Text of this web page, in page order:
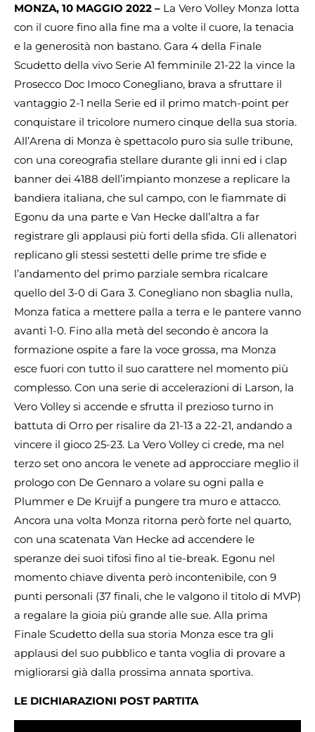
MONZA, 10 MAGGIO 2022 – La Vero Volley Monza lotta
con il cuore fino alla fine ma a volte il cuore, la tenacia
e la generosità non bastano. Gara 4 della Finale
Scudetto della vivo Serie A1 femminile 21-22 la vince la
Prosecco Doc Imoco Conegliano, brava a sfruttare il
vantaggio 2-1 nella Serie ed il primo match-point per
conquistare il tricolore numero cinque della sua storia.
All’Arena di Monza è spettacolo puro sia sulle tribune,
con una coreografia stellare durante gli inni ed i clap
banner dei 4188 dell’impianto monzese a replicare la
bandiera italiana, che sul campo, con le fiammate di
Egonu da una parte e Van Hecke dall’altra a far
registrare gli applausi più forti della sfida. Gli allenatori
replicano gli stessi sestetti delle prime tre sfide e
l’andamento del primo parziale sembra ricalcare
quello del 3-0 di Gara 3. Conegliano non sbaglia nulla,
Monza fatica a mettere palla a terra e le pantere vanno
avanti 1-0. Fino alla metà del secondo è ancora la
formazione ospite a fare la voce grossa, ma Monza
esce fuori con tutto il suo carattere nel momento più
complesso. Con una serie di accelerazioni di Larson, la
Vero Volley si accende e sfrutta il prezioso turno in
battuta di Orro per risalire da 21-13 a 22-21, andando a
vincere il gioco 25-23. La Vero Volley ci crede, ma nel
terzo set ono ancora le venete ad approcciare meglio il
prologo con De Gennaro a volare su ogni palla e
Plummer e De Kruijf a pungere tra muro e attacco.
Ancora una volta Monza ritorna però forte nel quarto,
con una scatenata Van Hecke ad accendere le
speranze dei suoi tifosi fino al tie-break. Egonu nel
momento chiave diventa però incontenibile, con 9
punti personali (37 finali, che le valgono il titolo di MVP)
a regalare la gioia più grande alle sue. Alla prima
Finale Scudetto della sua storia Monza esce tra gli
applausi del suo pubblico e tanta voglia di provare a
migliorarsi già dalla prossima annata sportiva.
LE DICHIARAZIONI POST PARTITA